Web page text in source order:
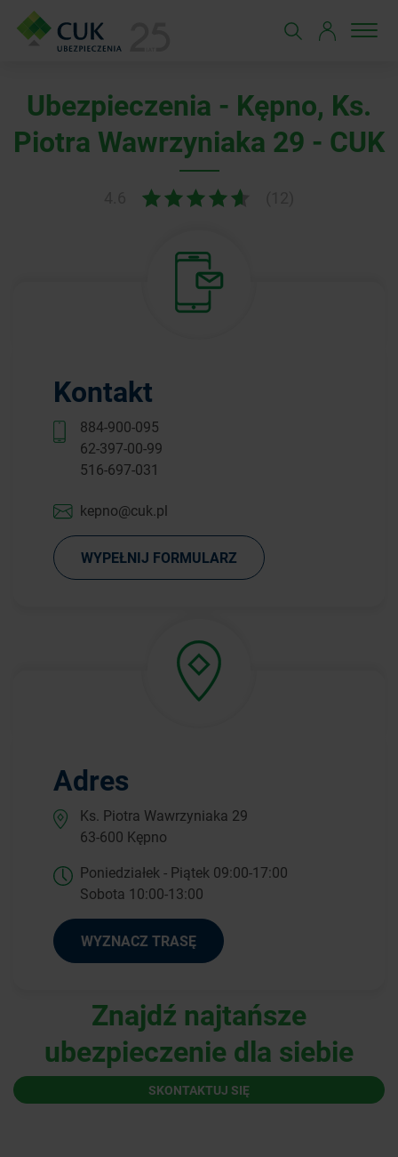
Ubezpieczenia - Kępno, Ks.
Piotra Wawrzyniaka 29 - CUK
Kontakt
884-900-095
62-397-00-99
516-697-031
kepno@cuk.pl
WYPEŁNIJ FORMULARZ
Adres
Ks. Piotra Wawrzyniaka 29
63-600 Kępno
Poniedziałek - Piątek 09:00-17:00
Sobota 10:00-13:00
WYZNACZ TRASĘ
Znajdź najtańsze
ubezpieczenie dla siebie
SKONTAKTUJ SIĘ